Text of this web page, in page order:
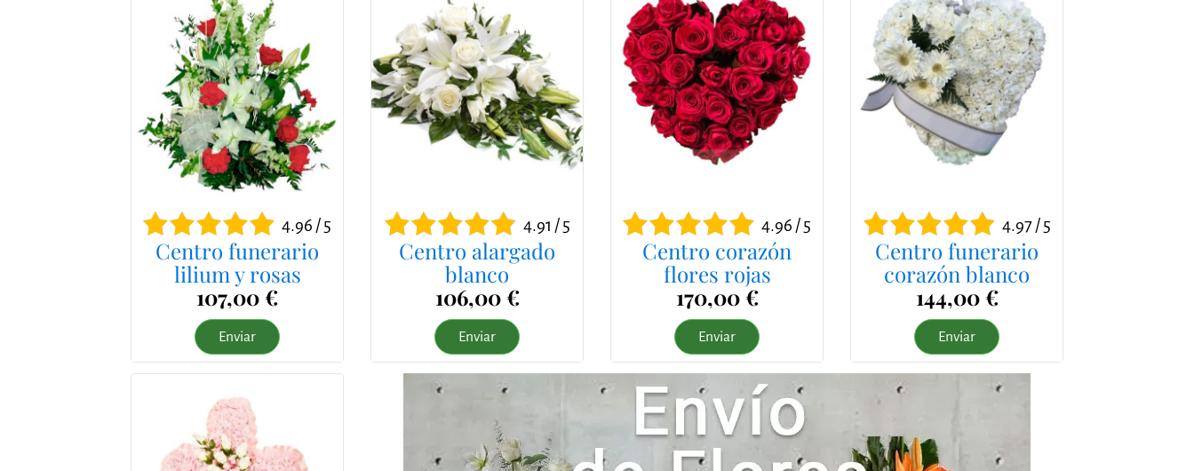
4.96 / 5
Centro funerario
lilium y rosas
107,00 €
Enviar
4.91 / 5
Centro alargado
blanco
106,00 €
Enviar
4.96 / 5
Centro corazón
flores rojas
170,00 €
Enviar
4.97 / 5
Centro funerario
corazón blanco
144,00 €
Enviar